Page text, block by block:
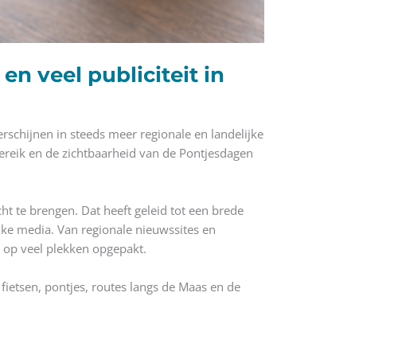
en veel publiciteit in
in steeds meer regionale en landelijke
en de zichtbaarheid van de Pontjesdagen
te brengen. Dat heeft geleid tot een brede
media. Van regionale nieuwssites en
veel plekken opgepakt.
pontjes, routes langs de Maas en de